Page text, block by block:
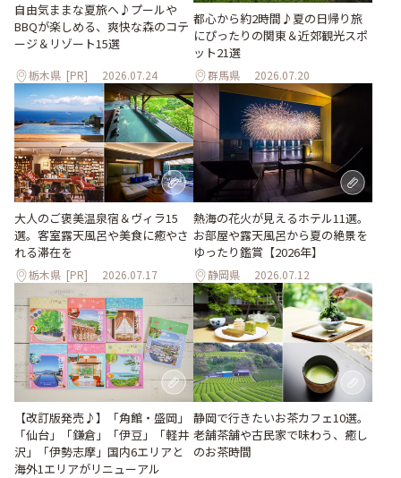
自由気ままな夏旅へ♪プールや
BBQが楽しめる、爽快な森のコテ
ージ＆リゾート15選
栃木県 [PR] 2026.07.24
都心から約2時間♪夏の日帰り旅
にぴったりの関東＆近郊観光スポ
ット21選
群馬県 2026.07.20
大人のご褒美温泉宿＆ヴィラ15
選。客室露天風呂や美食に癒やさ
れる滞在を
栃木県 [PR] 2026.07.17
熱海の花火が見えるホテル11選。
お部屋や露天風呂から夏の絶景を
ゆったり鑑賞【2026年】
静岡県 2026.07.12
【改訂版発売♪】「角館・盛岡」
「仙台」「鎌倉」「伊豆」「軽井
沢」「伊勢志摩」国内6エリアと
海外1エリアがリニューアル
静岡で行きたいお茶カフェ10選。
老舗茶舗や古民家で味わう、癒し
のお茶時間